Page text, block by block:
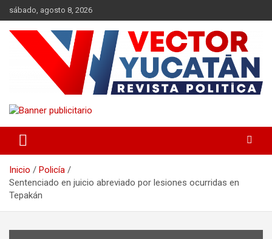
Saltar
al
contenido
sábado, agosto 8, 2026
Vector Yucatán
Inicio
Policía
Sentenciado en juicio abreviado por lesiones ocurridas en
Tepakán